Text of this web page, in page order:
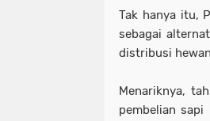
Tak hanya itu,
sebagai
distribusi
Menariknya,
pembelian